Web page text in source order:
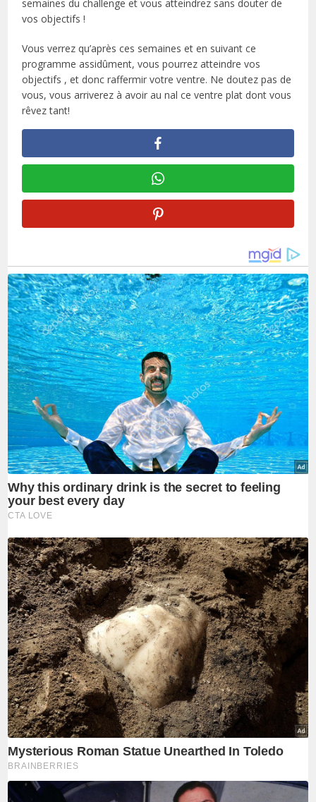
semaines du challenge et vous atteindrez sans douter de
vos objectifs !
Vous verrez qu’après ces semaines et en suivant ce
programme assidûment, vous pourrez atteindre vos
objectifs , et donc raffermir votre ventre. Ne doutez pas de
vous, vous arriverez à avoir au nal ce ventre plat dont vous
rêvez tant!